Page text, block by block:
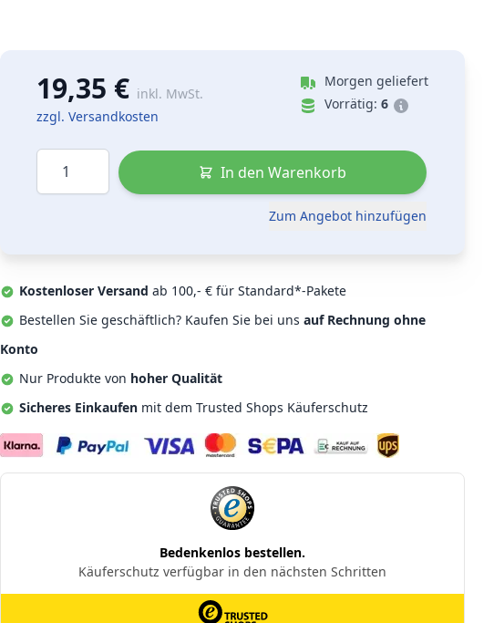
19,35 € inkl. MwSt.
zzgl. Versandkosten
Morgen geliefert
Vorrätig: 6
Menge
In den Warenkorb
Zum Angebot hinzufügen
Kostenloser Versand ab 100,- € für Standard*-Pakete
Bestellen Sie geschäftlich? Kaufen Sie bei uns auf Rechnung ohne
Konto
Nur Produkte von hoher Qualität
Sicheres Einkaufen mit dem Trusted Shops Käuferschutz